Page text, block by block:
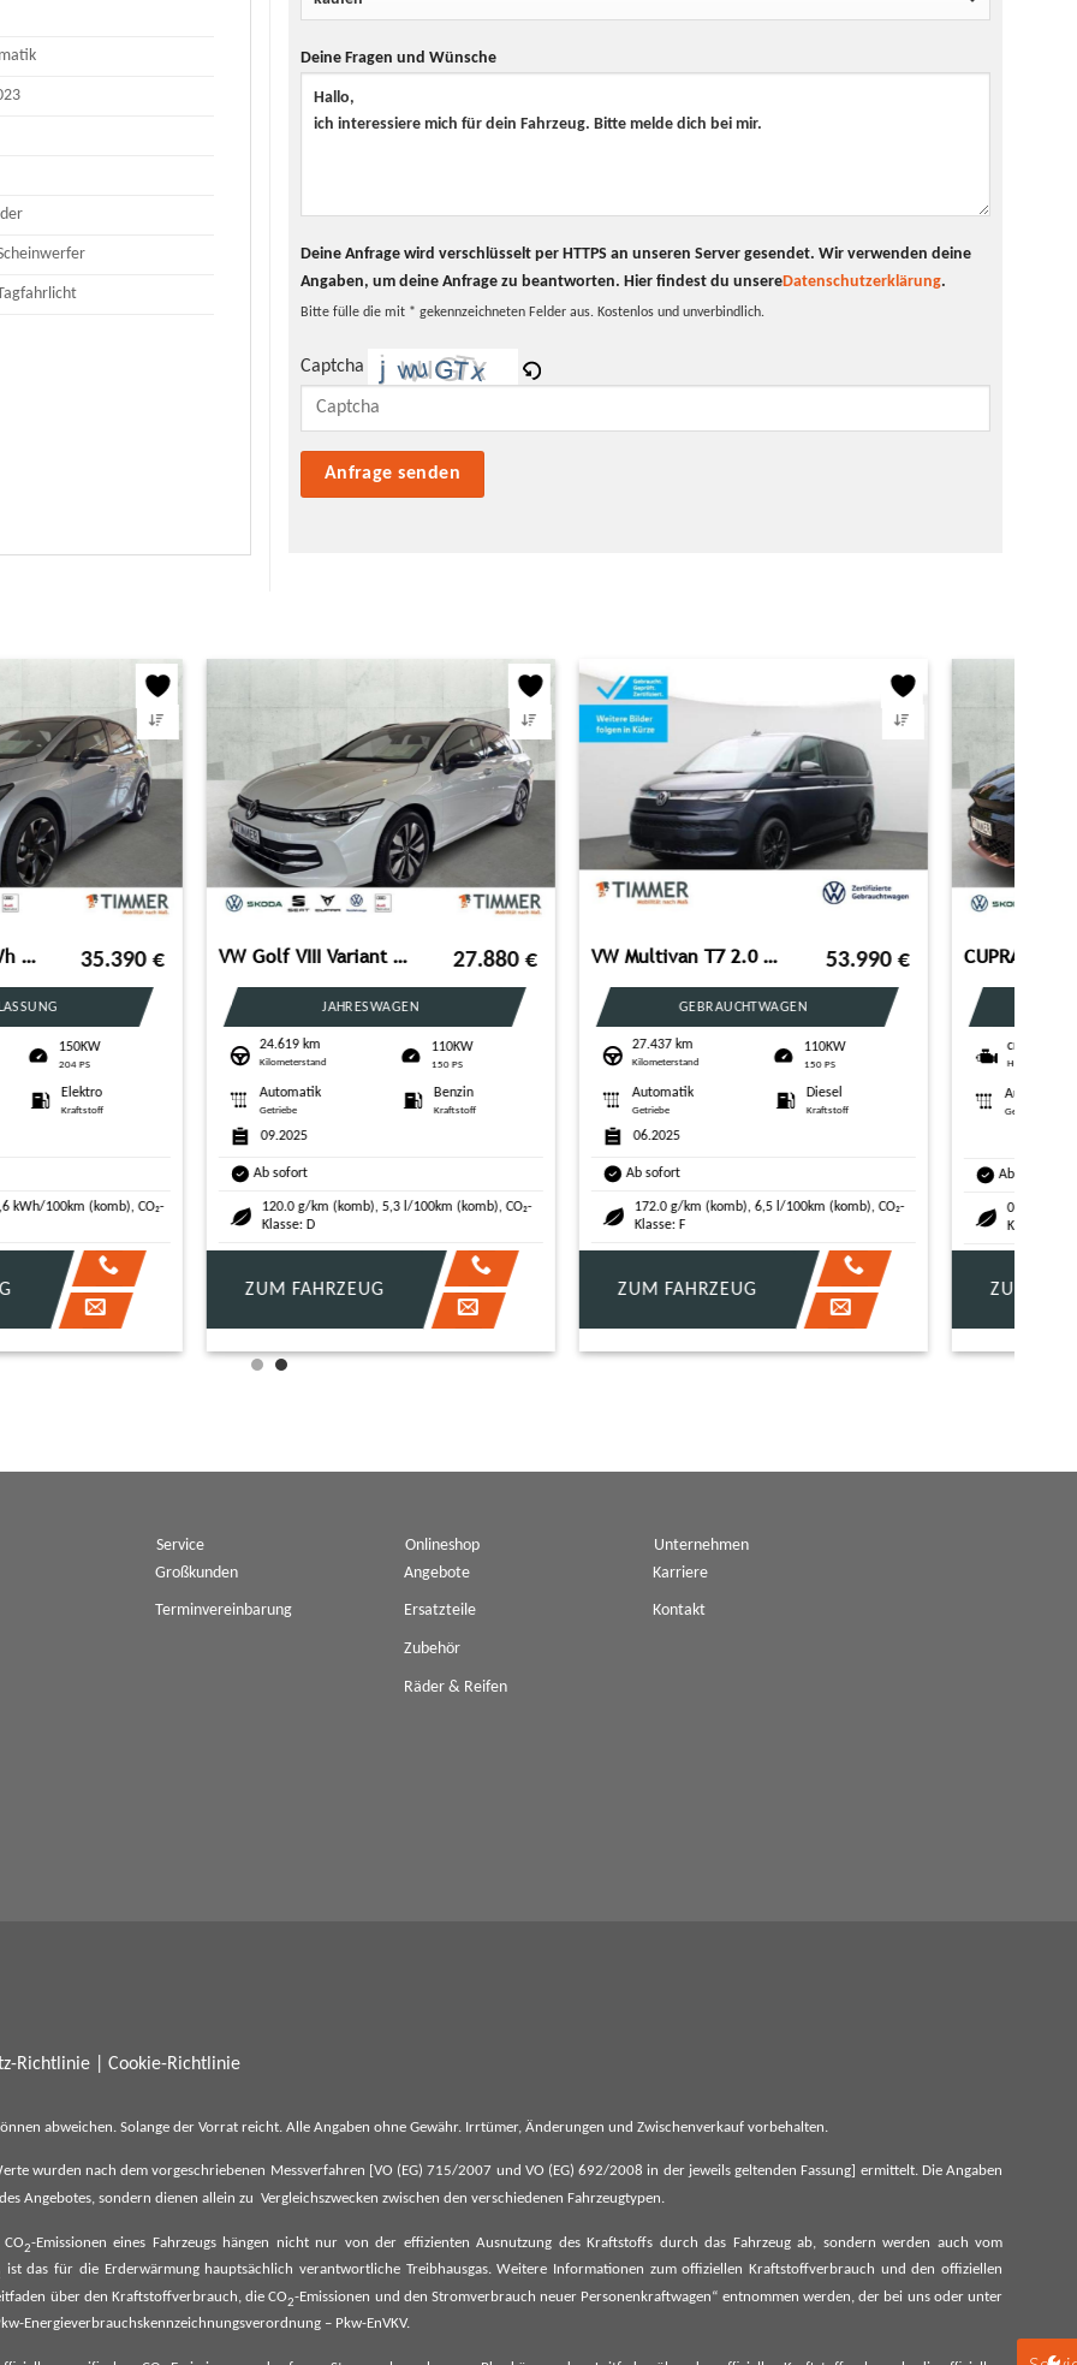
Deine Fragen und Wünsche
Deine Anfrage wird verschlüsselt per HTTPS an unseren Server gesendet. Wir verwenden deine
Angaben, um deine Anfrage zu beantworten. Hier findest du unsereDatenschutzerklärung.
Bitte fülle die mit * gekennzeichneten Felder aus. Kostenlos und unverbindlich.
Bitte lasse dieses Feld leer.
Captcha
VW Multivan T7 2.0 TDI STYLE 7-SITZE +AHK +IQ.LIGHT 53.990€
GEBRAUCHTWAGEN
km (komb), 6,5 l/100km (komb), CO₂-
CUPRA Born VZ 240KW (326PS) *DSG*AHK*NAVI*HEAD-UP*SENN 46.490€
NEUWAGEN
0 g/km (komb), 15,9 kWh/100km (komb), CO₂-
ZUM FAHRZEUG
VW Multivan T7 1.5 eTSI DSG 4M LIFE +7-SITZE +AHK + 59.990€
JAHRESWAGEN
19.0 g/km (komb), 0,8 l/100km (komb), CO₂-
ZUM FAHRZEUG
Service
Großkunden
Terminvereinbarung
Onlineshop
Angebote
Ersatzteile
Zubehör
Räder & Reifen
Unternehmen
Karriere
Kontakt
Richtlinie Cookie-Richtlinie
abweichen. Solange der Vorrat reicht. Alle Angaben ohne Gewähr. Irrtümer, Änderungen und Zwischenverkauf vorbehalten.
wurden nach dem vorgeschriebenen Messverfahren [VO (EG) 715/2007 und VO (EG) 692/2008 in der jeweils geltenden Fassung] ermittelt. Die Angaben
Angebotes, sondern dienen allein zu Vergleichszwecken zwischen den verschiedenen Fahrzeugtypen.
2-Emissionen eines Fahrzeugs hängen nicht nur von der effizienten Ausnutzung des Kraftstoffs durch das Fahrzeug ab, sondern werden auch vom
ist das für die Erderwärmung hauptsächlich verantwortliche Treibhausgas. Weitere Informationen zum offiziellen Kraftstoffverbrauch und den offiziellen
über den Kraftstoffverbrauch, die CO2-Emissionen und den Stromverbrauch neuer Personenkraftwagen“ entnommen werden, der bei uns oder unter
Energieverbrauchskennzeichnungsverordnung – Pkw-EnVKV.